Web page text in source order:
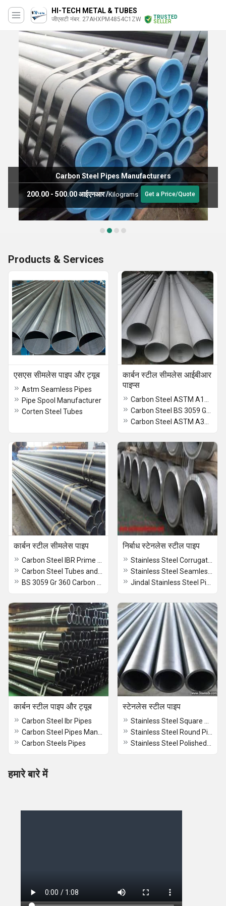
HI-TECH METAL & TUBES
जीएसटी नंबर. 27AHXPM4854C1ZW
TRUSTED
SELLER
Carbon Steels Pipes
120.00 - 350.00 आईएनआर/Kilograms Get a Price/Quote
Products & Services
एसएस सीमलेस पाइप और ट्यूब
Astm Seamless Pipes
Pipe Spool Manufacturer
Corten Steel Tubes
कार्बन स्टील सीमलेस आईबीआर
पाइप्स
कार्बन स्टील सीमलेस पाइप निर्बाध स्टेनलेस स्टील पाइप
कार्बन स्टील पाइप और ट्यूब
Carbon Steel Ibr Pipes
Carbon Steels Pipes
स्टेनलेस स्टील पाइप
हमारे बारे में